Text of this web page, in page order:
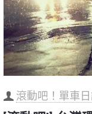
滾動吧！單車日